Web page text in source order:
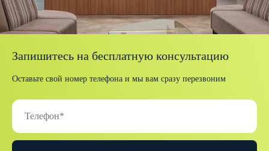
Запишитесь на бесплатную консультацию
Оставьте свой номер телефона и мы вам сразу перезвоним